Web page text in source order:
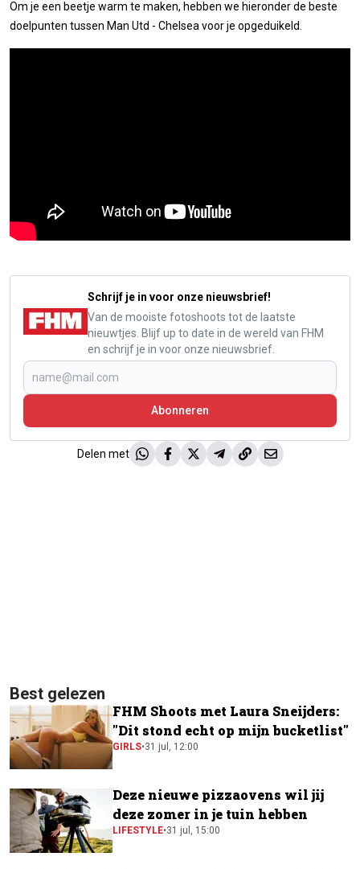
Om je een beetje warm te maken, hebben we hieronder de beste
doelpunten tussen Man Utd - Chelsea voor je opgeduikeld.
Schrijf je in voor onze nieuwsbrief!
Van de mooiste fotoshoots tot de laatste
nieuwtjes. Blijf up to date in de wereld van FHM
en schrijf je in voor onze nieuwsbrief.
Abonneren
Delen met
Best gelezen
FHM Shoots met Laura Sneijders:
"Dit stond echt op mijn bucketlist"
GIRLS•31 jul, 12:00
Deze nieuwe pizzaovens wil jij
deze zomer in je tuin hebben
LIFESTYLE•31 jul, 15:00